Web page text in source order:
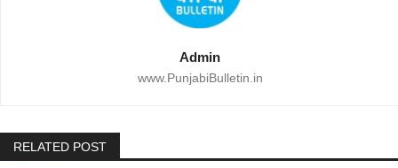
Admin
www.PunjabiBulletin.in
RELATED POST